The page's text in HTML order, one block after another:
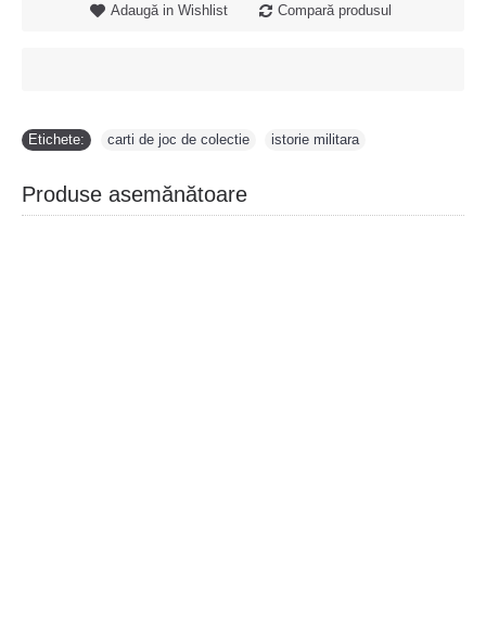
Adaugă in Wishlist Compară produsul
Etichete: carti de joc de colectie istorie militara
Produse asemănătoare